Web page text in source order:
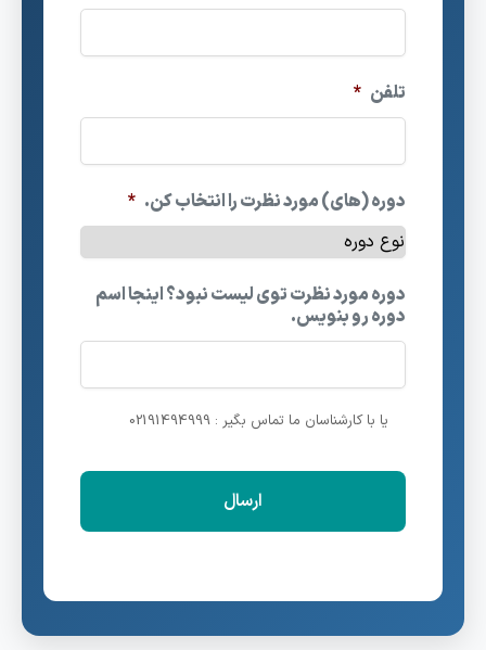
تلفن *
دوره (های) مورد نظرت را انتخاب کن. *
دوره مورد نظرت توی لیست نبود؟ اینجا اسم
دوره رو بنویس.
یا با کارشناسان ما تماس بگیر : 02191494999